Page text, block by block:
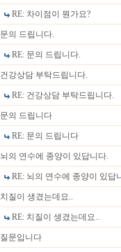
RE: 차이점이 뭔가요?
문의 드립니다.
RE: 문의 드립니다.
건강상담 부탁드립니다.
RE: 건강상담 부탁드립니다.
문의 드립니다
RE: 문의 드립니다
뇌의 연수에 종양이 있답니다.
RE: 뇌의 연수에 종양이 있답
치질이 생겼는데요..
RE: 치질이 생겼는데요..
질문입니다